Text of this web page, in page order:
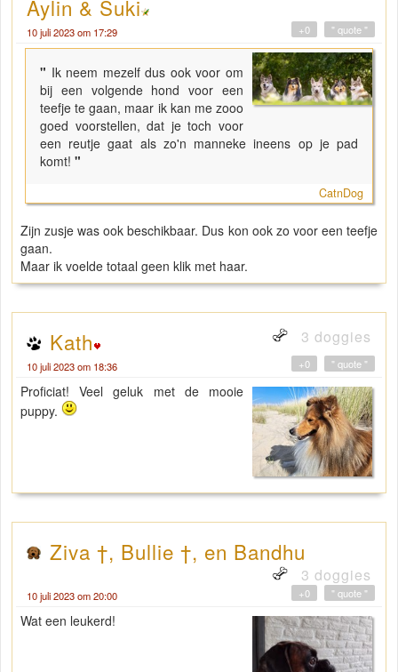
Aylin & Suki
10 juli 2023 om 17:29 " quote "
+0
" Ik neem mezelf dus ook voor om
bij een volgende hond voor een
teefje te gaan, maar ik kan me zooo
goed voorstellen, dat je toch voor
een reutje gaat als zo'n manneke ineens op je pad
komt! "
CatnDog
Zijn zusje was ook beschikbaar. Dus kon ook zo voor een teefje
gaan.
Maar ik voelde totaal geen klik met haar.
Kath 3 doggies
10 juli 2023 om 18:36 " quote "
+0
Proficiat! Veel geluk met de mooie
puppy.
Ziva †, Bullie †, en Bandhu
3 doggies
10 juli 2023 om 20:00 " quote "
+0
Wat een leukerd!